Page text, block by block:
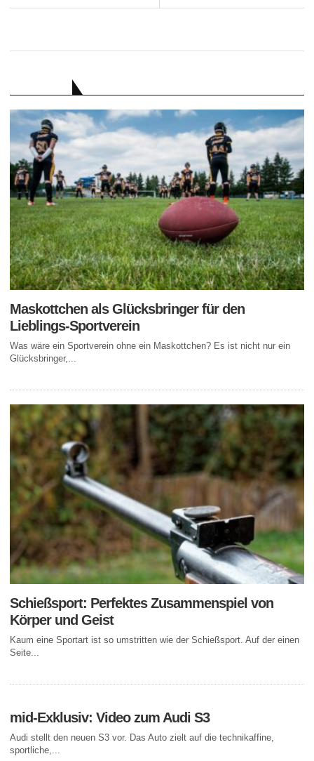
Maskottchen als Glücksbringer für den
Lieblings-Sportverein
Was wäre ein Sportverein ohne ein Maskottchen? Es ist nicht nur ein
Glücksbringer,...
Schießsport: Perfektes Zusammenspiel von
Körper und Geist
Kaum eine Sportart ist so umstritten wie der Schießsport. Auf der einen
Seite...
mid-Exklusiv: Video zum Audi S3
Audi stellt den neuen S3 vor. Das Auto zielt auf die technikaffine,
sportliche,...